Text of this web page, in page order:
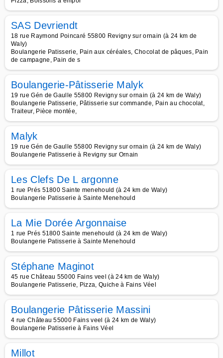
SAS Devriendt
18 rue Raymond Poincaré 55800 Revigny sur ornain (à 24 km de
Waly)
Boulangerie Patisserie, Pain aux céréales, Chocolat de pâques, Pain
de campagne, Pain de s
Boulangerie-Pâtisserie Malyk
19 rue Gén de Gaulle 55800 Revigny sur ornain (à 24 km de Waly)
Boulangerie Patisserie, Pâtisserie sur commande, Pain au chocolat,
Traiteur, Pièce montée,
Malyk
19 rue Gén de Gaulle 55800 Revigny sur ornain (à 24 km de Waly)
Boulangerie Patisserie à Revigny sur Ornain
Les Clefs De L argonne
1 rue Prés 51800 Sainte menehould (à 24 km de Waly)
Boulangerie Patisserie à Sainte Menehould
La Mie Dorée Argonnaise
1 rue Prés 51800 Sainte menehould (à 24 km de Waly)
Boulangerie Patisserie à Sainte Menehould
Stéphane Maginot
45 rue Château 55000 Fains veel (à 24 km de Waly)
Boulangerie Patisserie, Pizza, Quiche à Fains Véel
Boulangerie Pâtisserie Massini
4 rue Château 55000 Fains veel (à 24 km de Waly)
Boulangerie Patisserie à Fains Véel
Millot